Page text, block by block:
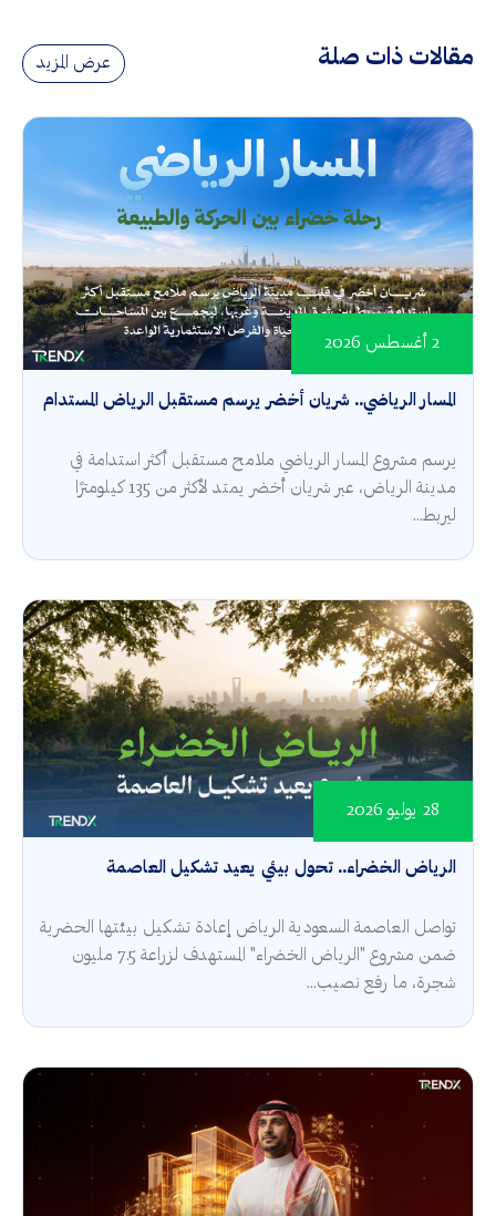
مقالات ذات صلة عرض المزيد
المسار الرياضي.. شريان أخضر يرسم مستقبل الرياض المستدام
2 أغسطس 2026
يرسم مشروع المسار الرياضي ملامح مستقبل أكثر استدامة في
مدينة الرياض، عبر شريان أخضر يمتد لأكثر من 135 كيلومترًا
ليربط...
الرياض الخضراء.. تحول بيئي يعيد تشكيل العاصمة
28 يوليو 2026
تواصل العاصمة السعودية الرياض إعادة تشكيل بيئتها الحضرية
ضمن مشروع "الرياض الخضراء" المستهدف لزراعة 7.5 مليون
شجرة، ما رفع نصيب...